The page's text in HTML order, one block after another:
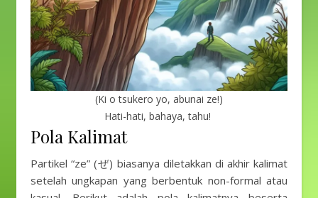
(Ki o tsukero yo, abunai ze!)
Hati-hati, bahaya, tahu!
Pola Kalimat
Partikel “ze” (ぜ) biasanya diletakkan di akhir kalimat
setelah ungkapan yang berbentuk non-formal atau